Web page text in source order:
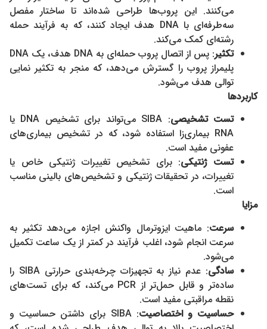
می‌کنند. این پروب‌ها طراحی شده‌اند تا ساختار مفصل
سه‌طرفه‌ای با DNA هدف ایجاد کنند، که به فرآیند حمله
رشته‌ای کمک می‌کند.
تکثیر
: پس از اتصال پروب حمله‌ای به DNA هدف، یک DNA
پلیمراز پروب را گسترش می‌دهد، که منجر به تکثیر نمایی
توالی هدف می‌شود.
کاربردها
تست تشخیصی
: SIBA می‌تواند برای تشخیص DNA یا
RNA بیماری‌زا استفاده شود، که در تشخیص بیماری‌های
عفونی مفید است.
تست ژنتیکی: برای تشخیص تغییرات ژنتیکی خاص یا
تغییرات، در تحقیقات ژنتیکی و تشخیص‌های بالینی مناسب
است.
مزایا
سرعت: ماهیت ایزوترمال واکنش اجازه می‌دهد تکثیر به
سرعت انجام شود، اغلب فرآیند در کمتر از یک ساعت تکمیل
می‌شود.
سادگی
: عدم نیاز به تجهیزات چرخه‌بندی حرارتی SIBA را
ساده‌تر و قابل حمل‌تر از PCR می‌کند، که برای تست‌های
نقطه مراقبتی مفید است.
حساسیت و اختصاصیت
: SIBA برای داشتن حساسیت و